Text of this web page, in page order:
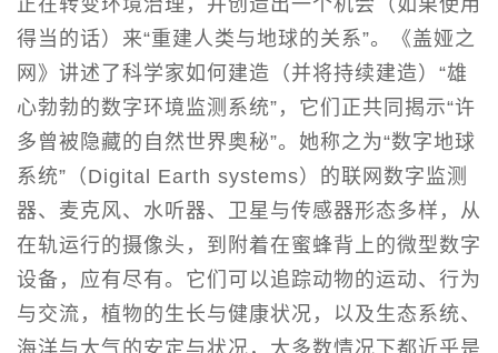
得当的话）来“重建人类与地球的关系”。《盖娅之
网》讲述了科学家如何建造（并将持续建造）“雄
心勃勃的数字环境监测系统”，它们正共同揭示“许
多曾被隐藏的自然世界奥秘”。她称之为“数字地球
系统”（Digital Earth systems）的联网数字监测
器、麦克风、水听器、卫星与传感器形态多样，从
在轨运行的摄像头，到附着在蜜蜂背上的微型数字
设备，应有尽有。它们可以追踪动物的运动、行为
与交流，植物的生长与健康状况，以及生态系统、
海洋与大气的安定与状况，大多数情况下都近乎是